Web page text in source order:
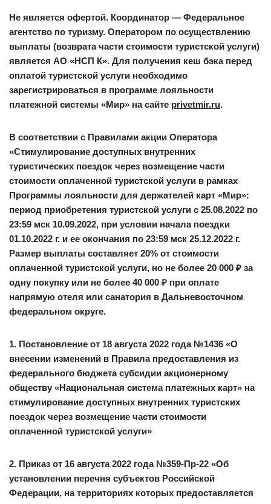
Не является офертой. Координатор — Федеральное
агентство по туризму. Оператором по осуществлению
выплаты (возврата части стоимости туристcкой услуги)
является АО «НСП К». Для получения кеш бэка перед
оплатой туристcкой услуги необходимо
зарегистрироваться в программе лояльности
платежной системы «Мир» на сайте privetmir.ru.
В соответствии с Правилами акции Оператора
«Стимулирование доступных внутренних
туристических поездок через возмещение части
стоимости оплаченной туристской услуги в рамках
Программы лояльности для держателей карт «Мир»:
период приобретения туристcкой услуги с 25.08.2022 по
23:59 мск 10.09.2022, при условии начала поездки
01.10.2022 г. и ее окончания по 23:59 мск 25.12.2022 г.
Размер выплаты составляет 20% от стоимости
оплаченной туристской услуги, но не более 20 000 ₽ за
одну покупку или не более 40 000 ₽ при оплате
напрямую отеля или санатория в Дальневосточном
федеральном округе.
1. Постановление от 18 августа 2022 года №1436 «О
внесении изменений в Правила предоставления из
федерального бюджета субсидии акционерному
обществу «Национальная система платежных карт» на
стимулирование доступных внутренних туристских
поездок через возмещение части стоимости
оплаченной туристской услуги»
2. Приказ от 16 августа 2022 года №359-Пр-22 «Об
установлении перечня субъектов Российской
Федерации, на территориях которых предоставляется